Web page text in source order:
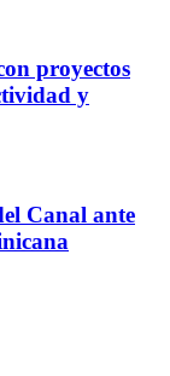
proyectos
y
Canal ante